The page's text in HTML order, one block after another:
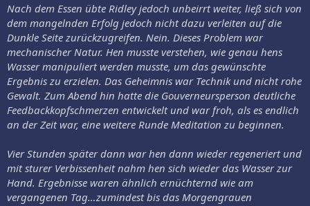
Nach dem Essen übte Ridley jedoch unbeirrt weiter, ließ sich von
dem mangelnden Erfolg jedoch nicht dazu verleiten auf die
Dunkle Seite zurückzugreifen. Nein. Dieses Problem war
mechanischer Natur. Hen musste verstehen, wie genau hens
Wasser manipuliert werden musste, um das gewünschte
Ergebnis zu erzielen. Das Geheimnis war Technik und nicht rohe
Gewalt. Zum Abend hin hatte die Gouverneursperson deutliche
Feedbackkopfschmerzen entwickelt und war froh, als es endlich
an der Zeit war, eine weitere Runde Meditation zu beginnen.
Vier Stunden später dann war hen dann wieder regeneriert und
mit sturer Verbissenheit nahm hen sich wieder das Wasser zur
Hand. Ergebnisse waren ähnlich ernüchternd wie am
vergangenen Tag…zumindest bis das Morgengrauen